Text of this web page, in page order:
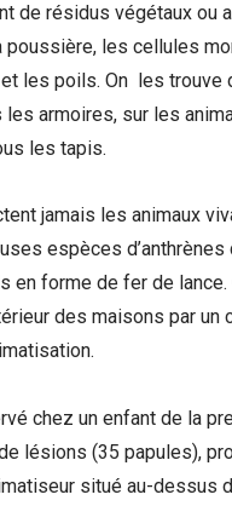
de résidus végétaux ou
poussière, les cellules
les poils. On les trouve
les armoires, sur les
les tapis.
jamais les animaux
espèces
en forme de fer de
des maisons par un
chez un enfant de la
lésions (35 papules),
situé au-dessus